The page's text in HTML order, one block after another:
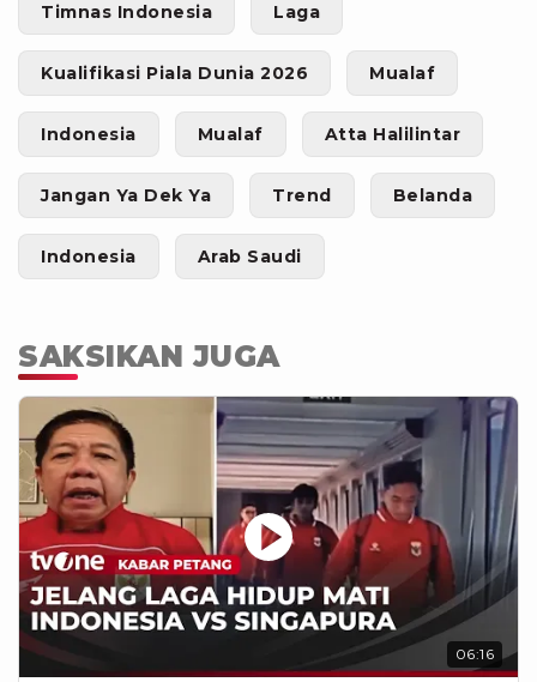
Timnas Indonesia Laga
Kualifikasi Piala Dunia 2026 Mualaf
Indonesia Mualaf Atta Halilintar
Jangan Ya Dek Ya Trend Belanda
Indonesia Arab Saudi
SAKSIKAN JUGA
06:16